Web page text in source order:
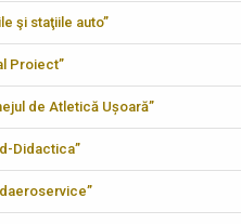
şi staţiile auto”
Proiect”
de Atletică Ușoară”
Didactica”